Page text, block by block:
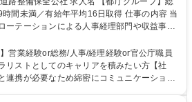
／有給年平均16日取得 仕事の内容 当
ーテーションによる人事経理部門や収益事業
広い部署での業務をお任せいたします。研修
ます！ ※下記業務詳細 【業務詳細】■
など当公社の運営に係る管理業務 ■収益部
運営、新宿駅西口広場の「イベントコーナ
営業経験or総務/人事/経理経験or官公庁職員
リストとしてのキャリアを積みたい方【社
連携が必要なため綿密にコミュニケーション